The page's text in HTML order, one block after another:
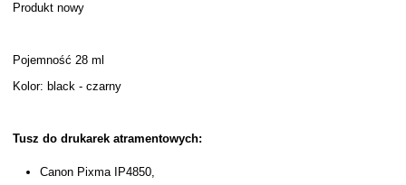
Produkt nowy
Pojemność 28 ml
Kolor: black - czarny
Tusz do drukarek atramentowych:
Canon Pixma IP4850,